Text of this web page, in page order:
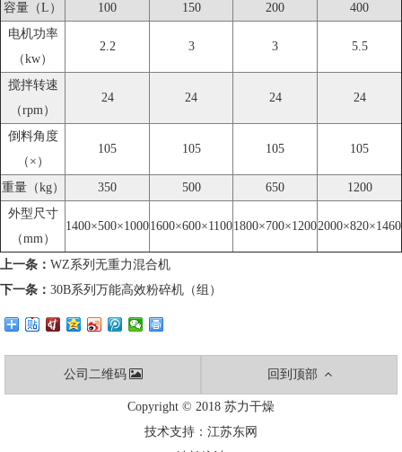
容量（L）
100 150 200
400
电机功率
（kw）
2.2 3 3 5.5
搅拌转速
（rpm）
24 24 24 24
倒料角度
（×）
105 105 105 105
重量（kg） 350 500 650
1200
外型尺寸
（mm）
1400×500×10001600×600×11001800×700×12002000×820×1460
上一条： WZ系列无重力混合机
下一条： 30B系列万能高效粉碎机（组）
公司二维码 回到顶部
Copyright © 2018 苏力干燥
技术支持： 江苏东网